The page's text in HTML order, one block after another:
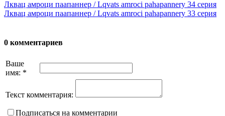
Лквац амроци паапаннер / Lqvats amroci pahapannery 34 серия
Лквац амроци паапаннер / Lqvats amroci pahapannery 33 серия
0 комментариев
Ваше
имя: *
Текст комментария:
Подписаться на комментарии